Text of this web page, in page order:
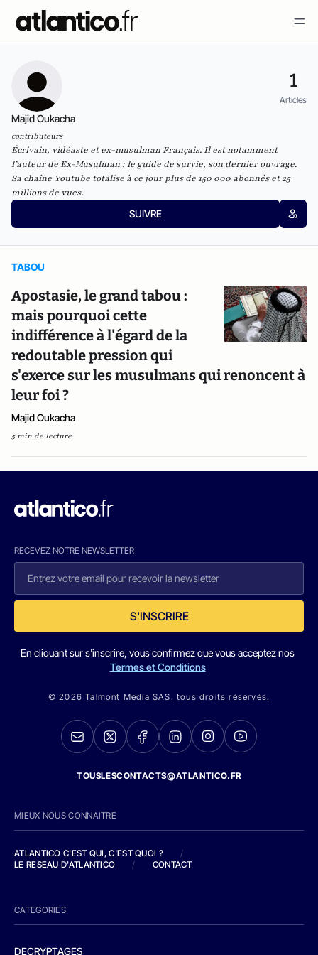
1
Articles
Majid Oukacha
contributeurs
Écrivain, vidéaste et ex-musulman Français. Il est notamment
l’auteur de Ex-Musulman : le guide de survie, son dernier ouvrage.
Sa chaîne Youtube totalise à ce jour plus de 150 000 abonnés et 25
millions de vues.
SUIVRE
TABOU
Apostasie, le grand tabou :
mais pourquoi cette
indifférence à l'égard de la
redoutable pression qui
s'exerce sur les musulmans qui renoncent à
leur foi ?
Majid Oukacha
5 min de lecture
RECEVEZ NOTRE NEWSLETTER
S'INSCRIRE
En cliquant sur s'inscrire, vous confirmez que vous acceptez nos
Termes et Conditions
© 2026 Talmont Media SAS. tous droits réservés.
TOUSLESCONTACTS@ATLANTICO.FR
MIEUX NOUS CONNAITRE
ATLANTICO C'EST QUI, C'EST QUOI ?
/
LE RESEAU D'ATLANTICO
/ CONTACT
CATEGORIES
DECRYPTAGES